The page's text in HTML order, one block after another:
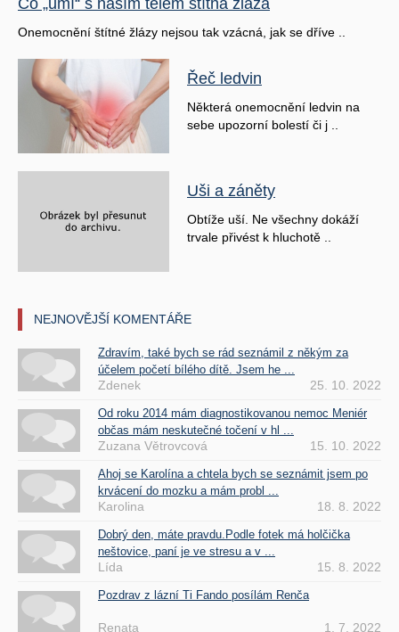
Co „umí“ s naším tělem štítná žláza
Onemocnění štítné žlázy nejsou tak vzácná, jak se dříve ..
Řeč ledvin
Některá onemocnění ledvin na
sebe upozorní bolestí či j ..
Uši a záněty
Obtíže uší. Ne všechny dokáží
trvale přivést k hluchotě ..
NEJNOVĚJŠÍ KOMENTÁŘE
Zdravím, také bych se rád seznámil z někým za
účelem početí bílého dítě. Jsem he ...
Zdenek 25. 10. 2022
Od roku 2014 mám diagnostikovanou nemoc Meniér
občas mám neskutečné točení v hl ...
Zuzana Větrovcová 15. 10. 2022
Ahoj se Karolína a chtela bych se seznámit jsem po
krvácení do mozku a mám probl ...
Karolina 18. 8. 2022
Dobrý den, máte pravdu.Podle fotek má holčička
neštovice, paní je ve stresu a v ...
Lída 15. 8. 2022
Pozdrav z lázní Ti Fando posílám Renča
Renata 1. 7. 2022